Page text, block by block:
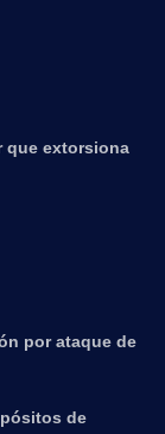
que extorsiona
por ataque de
de